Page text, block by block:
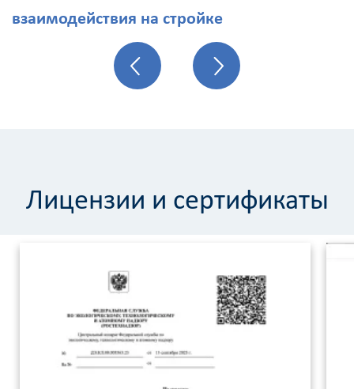
взаимодействия на стройке
Лицензии и сертификаты